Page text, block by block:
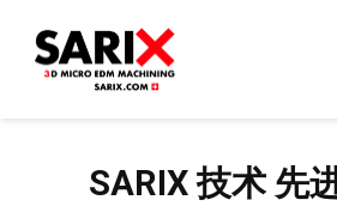
SARIX技术 先